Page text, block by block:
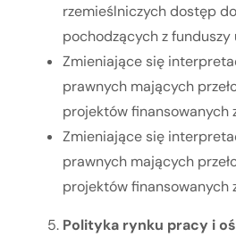
rzemieślniczych dostęp
pochodzących z funduszy
Zmieniające się
prawnych mających
projektów finansowanych
Zmieniające się
prawnych mających
projektów finansowanych
Polityka rynku pracy i